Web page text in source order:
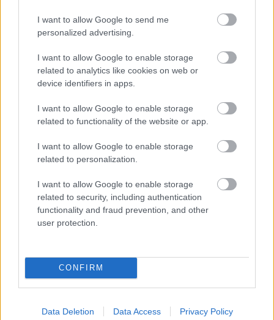
I want to allow Google to send me
personalized advertising.
I want to allow Google to enable storage
related to analytics like cookies on web or
device identifiers in apps.
I want to allow Google to enable storage
related to functionality of the website or app.
I want to allow Google to enable storage
related to personalization.
I want to allow Google to enable storage
related to security, including authentication
functionality and fraud prevention, and other
user protection.
CONFIRM
Data Deletion Data Access Privacy Policy
Nya Ullevi, Göteborg
2026-08-08 17:00
Leeds UnitedvsManchester United
AC MilanvsManchester United2026-08-15 18:00
Támogatás
Támogasd adományoddal